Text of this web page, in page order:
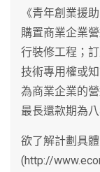
《青年創業援
購置商業企業
行裝修工程；
技術專用權或
為商業企業的
最長還款期為八
欲了解計劃具
(http://